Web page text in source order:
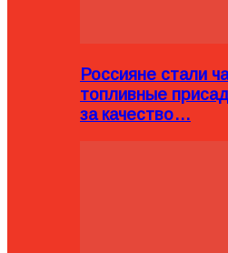
Россияне стали
топливные
за качество…